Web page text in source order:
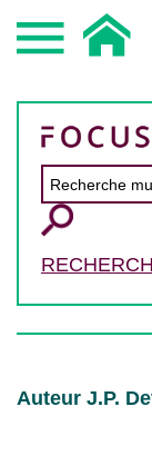
Auteur J.P.